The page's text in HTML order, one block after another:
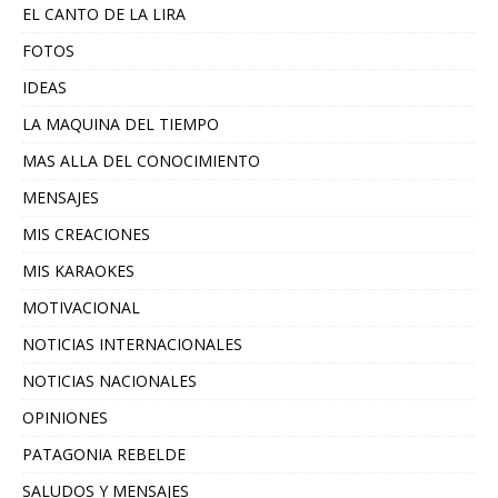
EL CANTO DE LA LIRA
FOTOS
IDEAS
LA MAQUINA DEL TIEMPO
MAS ALLA DEL CONOCIMIENTO
MENSAJES
MIS CREACIONES
MIS KARAOKES
MOTIVACIONAL
NOTICIAS INTERNACIONALES
NOTICIAS NACIONALES
OPINIONES
PATAGONIA REBELDE
SALUDOS Y MENSAJES